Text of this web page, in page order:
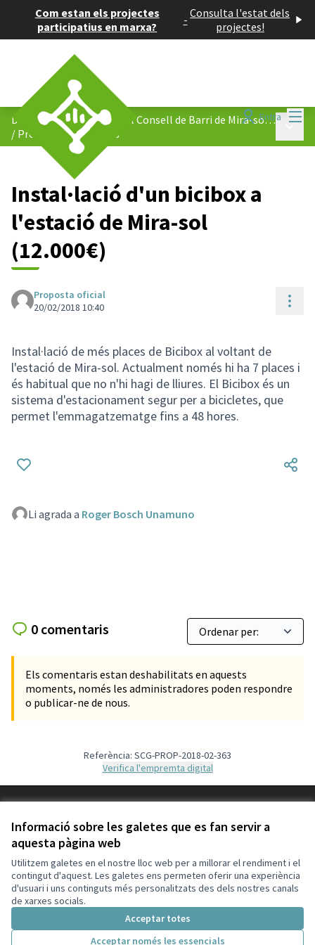
Informació sobre les galetes que es fan servir a
aquesta pàgina web
Utilitzem galetes en el nostre lloc web per a millorar el rendiment i el
contingut d'aquest. Les galetes ens permeten oferir una experiència
d'usuari i uns continguts més personalitzats des dels nostres canals
de xarxes socials.
Acceptar totes
Acceptar només les essencials
Com estan els projectes
participatius en marxa?
- Consulta l'estat dels
projectes!
Entra
Decidim el pressupost del Consell de Barri de Mira-sol 2018
/ Projectes presentats
Instal·lació d'un bicibox a
l'estació de Mira-sol
(12.000€)
Proposta oficial
20/02/2018 10:40
Instal·lació de més places de Bicibox al voltant de
l'estació de Mira-sol. Actualment només hi ha 7 places i
és habitual que no n'hi hagi de lliures. El Bicibox és un
sistema d'estacionament segur per a bicicletes, que
permet l'emmagatzematge fins a 48 hores.
Li agrada a Roger Bosch Unamuno
0 comentaris
Els comentaris estan deshabilitats en aquests
moments, només les administradores poden respondre
o publicar-ne de nous.
Referència: SCG-PROP-2018-02-363
Verifica l'empremta digital
Configuració de les galetes
Decidim Sant Cugat a X
(Enllaç extern)
Decidim Sant Cugat a Facebook
(Enllaç extern)
Decidim Sant Cugat a Instagram
(Enllaç extern)
Decidim Sant Cugat a GitHub
(Enllaç extern)
(Enllaç extern)programari lliure
(Enllaç extern)
.